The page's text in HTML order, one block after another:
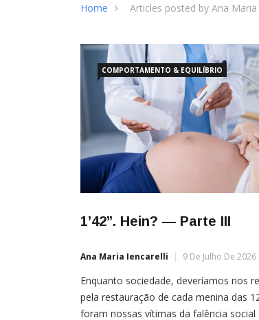
Home Articles posted by Ana Maria
COMPORTAMENTO & EQUILÍBRIO
1’42’’. Hein? — Parte III
Ana Maria Iencarelli 9 De Julho De 2026
Enquanto sociedade, deveríamos nos
pela restauração de cada menina das
foram nossas vítimas da falência social